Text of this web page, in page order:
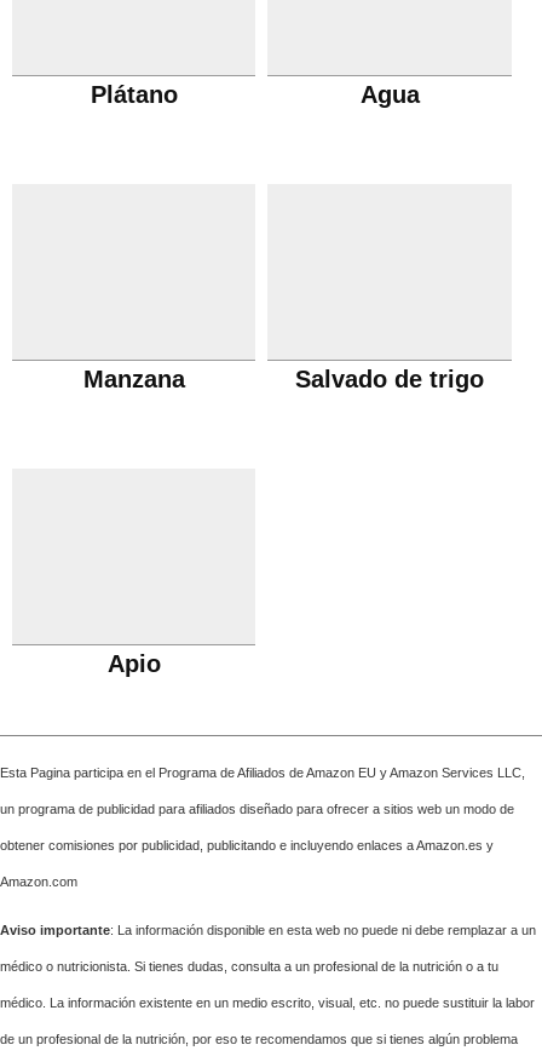
Plátano Agua
Manzana Salvado de trigo
Apio
Esta Pagina participa en el Programa de Afiliados de Amazon EU y Amazon Services LLC,
un programa de publicidad para afiliados diseñado para ofrecer a sitios web un modo de
obtener comisiones por publicidad, publicitando e incluyendo enlaces a Amazon.es y
Amazon.com
Aviso importante: La información disponible en esta web no puede ni debe remplazar a un
médico o nutricionista. Si tienes dudas, consulta a un profesional de la nutrición o a tu
médico. La información existente en un medio escrito, visual, etc. no puede sustituir la labor
de un profesional de la nutrición, por eso te recomendamos que si tienes algún problema